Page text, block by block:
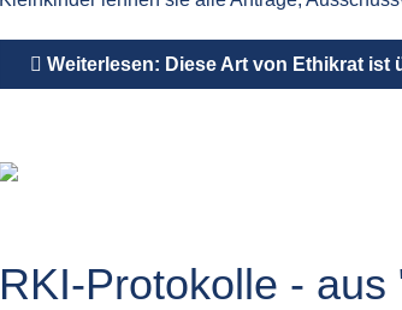
Weiterlesen: Diese Art von Ethikrat ist
RKI-Protokolle -